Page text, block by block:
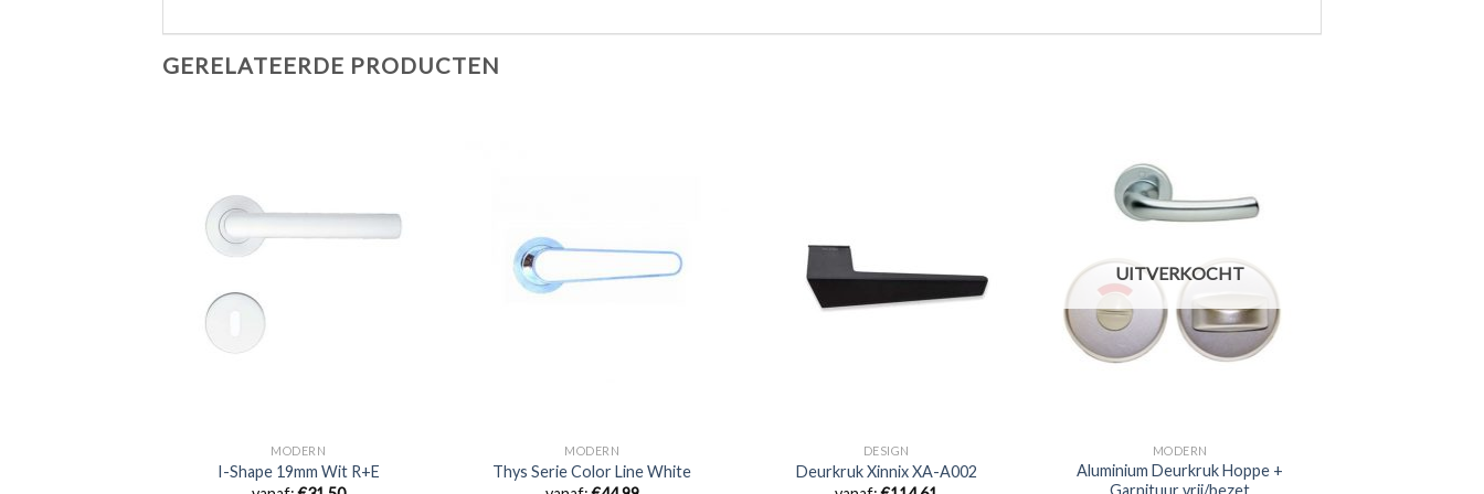
GERELATEERDE PRODUCTEN
MODERN
I-Shape 19mm Wit R+E
MODERN
Thys Serie Color Line White
DESIGN
Deurkruk Xinnix XA-A002
UITVERKOCHT
MODERN
Aluminium Deurkruk Hoppe +
Garnituur vrij/bezet